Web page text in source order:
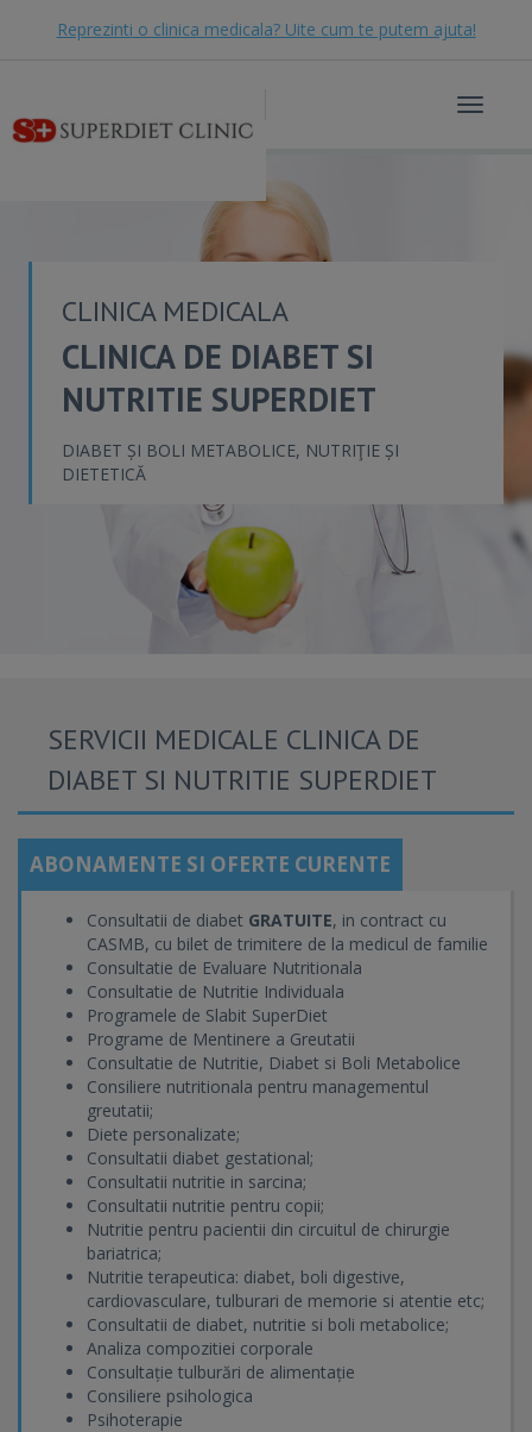
Reprezinti o clinica medicala? Uite cum te putem ajuta!
Toggle
CLINICA MEDICALA
CLINICA DE DIABET SI
NUTRITIE SUPERDIET
DIABET ȘI BOLI METABOLICE, NUTRIŢIE ȘI
DIETETICĂ
SERVICII MEDICALE CLINICA DE
DIABET SI NUTRITIE SUPERDIET
ABONAMENTE SI OFERTE CURENTE
Consultatii de diabet GRATUITE, in contract cu
CASMB, cu bilet de trimitere de la medicul de familie
Consultatie de Evaluare Nutritionala
Consultatie de Nutritie Individuala
Programele de Slabit SuperDiet
Programe de Mentinere a Greutatii
Consultatie de Nutritie, Diabet si Boli Metabolice
Consiliere nutritionala pentru managementul
greutatii;
Diete personalizate;
Consultatii diabet gestational;
Consultatii nutritie in sarcina;
Consultatii nutritie pentru copii;
Nutritie pentru pacientii din circuitul de chirurgie
bariatrica;
Nutritie terapeutica: diabet, boli digestive,
cardiovasculare, tulburari de memorie si atentie etc;
Consultatii de diabet, nutritie si boli metabolice;
Analiza compozitiei corporale
Consultație tulburări de alimentație
Consiliere psihologica
Psihoterapie